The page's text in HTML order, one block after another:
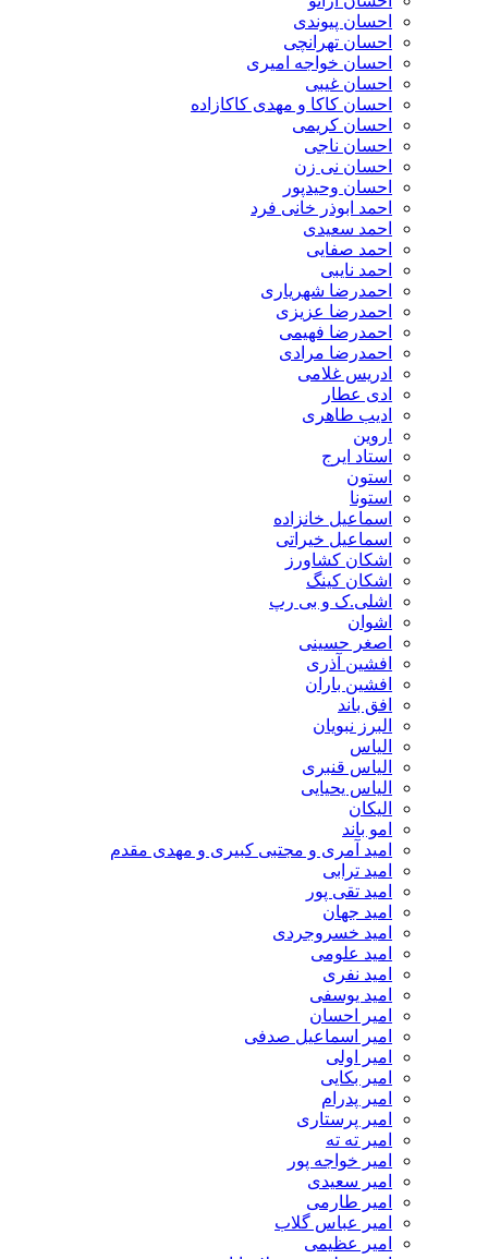
احسان پیوندی
احسان تهرانچی
احسان خواجه امیری
احسان غیبی
احسان کاکا و مهدی کاکازاده
احسان کریمی
احسان ناجی
احسان نی زن
احسان وحیدپور
احمد ابوذر خانی فرد
احمد سعیدی
احمد صفایی
احمد نایبی
احمدرضا شهریاری
احمدرضا عزیزی
احمدرضا فهیمی
احمدرضا مرادی
ادریس غلامی
ادی عطار
ادیب طاهری
اروین
استاد ایرج
استون
استونا
اسماعیل خانزاده
اسماعیل خیراتی
اشکان کشاورز
اشکان کینگ
اشلی.ک و بی رپ
اشوان
اصغر حسینی
افشین آذری
افشین باران
افق باند
البرز نبویان
الیاس
الیاس قنبرى
الیاس یحیایی
الیکان
امو باند
امید آمری و مجتبی کبیری و مهدى مقدم
امید ترابی
امید تقی پور
امید جهان
امید خسروجردی
امید علومی
امید نفری
امید یوسفی
امیر احسان
امیر اسماعیل صدفی
امیر اولی
امیر بکایی
امیر پدرام
امیر پرستاری
امیر ته ته
امیر خواجه پور
امیر سعیدی
امیر طارمی
امیر عباس گلاب
امیر عظیمی